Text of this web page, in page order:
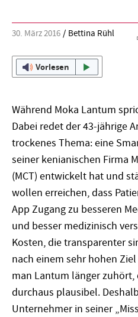
30. März 2016 Bettina Rühl
Vorlesen
Während Moka Lantum
Dabei redet der 43-jährige
trockenes Thema: eine
seiner kenianischen Firma
(MCT) entwickelt hat und
wollen erreichen, dass
App Zugang zu besseren
und besser medizinisch
Kosten, die transparenter
nach einem sehr hohen
man Lantum länger zuhört,
durchaus plausibel.
Unternehmer in seiner